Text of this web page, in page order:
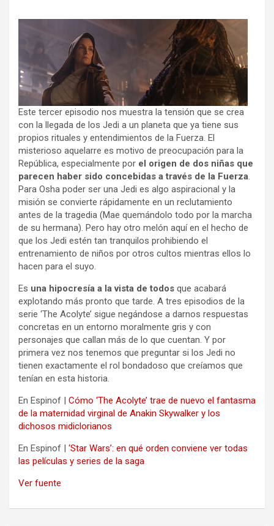
Este tercer episodio nos muestra la tensión que se crea
con la llegada de los Jedi a un planeta que ya tiene sus
propios rituales y entendimientos de la Fuerza. El
misterioso aquelarre es motivo de preocupación para la
República, especialmente por el origen de dos niñas que
parecen haber sido concebidas a través de la Fuerza.
Para Osha poder ser una Jedi es algo aspiracional y la
misión se convierte rápidamente en un reclutamiento
antes de la tragedia (Mae quemándolo todo por la marcha
de su hermana). Pero hay otro melón aquí en el hecho de
que los Jedi estén tan tranquilos prohibiendo el
entrenamiento de niños por otros cultos mientras ellos lo
hacen para el suyo.
Es una hipocresía a la vista de todos que acabará
explotando más pronto que tarde. A tres episodios de la
serie ‘The Acolyte’ sigue negándose a darnos respuestas
concretas en un entorno moralmente gris y con
personajes que callan más de lo que cuentan. Y por
primera vez nos tenemos que preguntar si los Jedi no
tienen exactamente el rol bondadoso que creíamos que
tenían en esta historia.
En Espinof | Cómo ‘The Acolyte’ trae de nuevo el fantasma
de la maternidad virginal de Anakin Skywalker y los
dichosos midiclorianos
En Espinof | ‘Star Wars’: en qué orden conviene ver todas
las películas y series de la saga
Ver fuente